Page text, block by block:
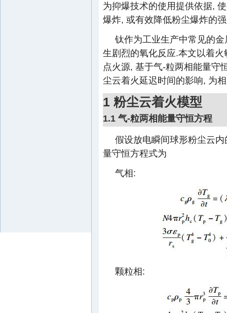
为抑爆技术的使用提供依据,
爆炸, 或有效降低粉尘爆炸的
钛作为工业生产中常见的
生剧烈的氧化反应.本文以着
点火源, 基于气-粒两相能量守
尘云着火延迟时间的影响, 为
1 粉尘云着火模型
1.1 气-粒两相能量守恒方程
假设放电瞬间球形粉尘云
量守恒方程式为
气相:
颗粒相: